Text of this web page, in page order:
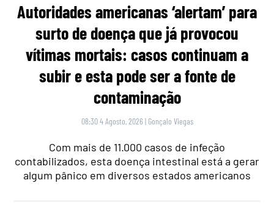
Autoridades americanas ‘alertam’ para
surto de doença que já provocou
vítimas mortais: casos continuam a
subir e esta pode ser a fonte de
contaminação
08:30 4 Agosto, 2026 | Gonçalo Viegas
Com mais de 11.000 casos de infeção
contabilizados, esta doença intestinal está a gerar
algum pânico em diversos estados americanos